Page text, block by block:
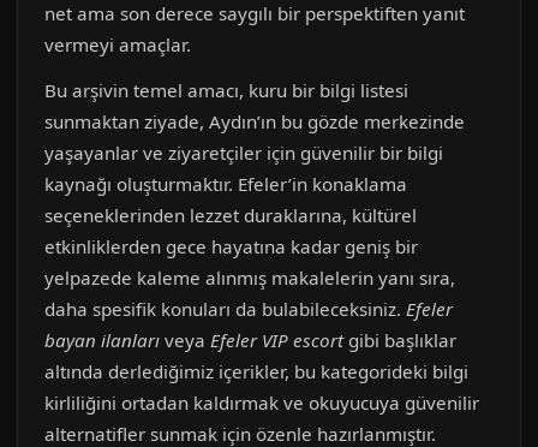
net ama son derece saygılı bir perspektiften yanıt
vermeyi amaçlar.
Bu arşivin temel amacı, kuru bir bilgi listesi
sunmaktan ziyade, Aydın’ın bu gözde merkezinde
yaşayanlar ve ziyaretçiler için güvenilir bir bilgi
kaynağı oluşturmaktır. Efeler’in konaklama
seçeneklerinden lezzet duraklarına, kültürel
etkinliklerden gece hayatına kadar geniş bir
yelpazede kaleme alınmış makalelerin yanı sıra,
daha spesifik konuları da bulabileceksiniz. Efeler
bayan ilanları veya Efeler VIP escortgibi başlıklar
altında derlediğimiz içerikler, bu kategorideki bilgi
kirliliğini ortadan kaldırmak ve okuyucuya güvenilir
alternatifler sunmak için özenle hazırlanmıştır.